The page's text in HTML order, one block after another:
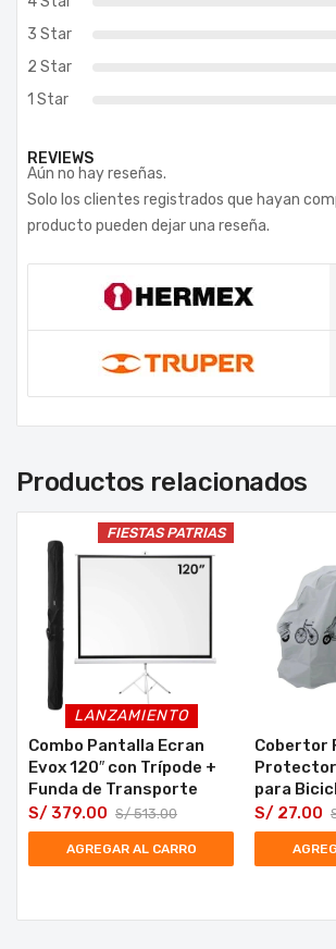
3 Star
2 Star
1 Star
REVIEWS
Aún no hay reseñas.
Solo los clientes registrados que hayan
producto pueden dejar una reseña.
Productos relacionados
LANZAMIENTO
FIESTAS PATRIAS
Combo Pantalla Ecran
Evox 120″ con Trípode +
Funda de Transporte
S/513.00
S/ 379.00
AGREGAR AL CARRO
Cobertor
para
S/ 27.00